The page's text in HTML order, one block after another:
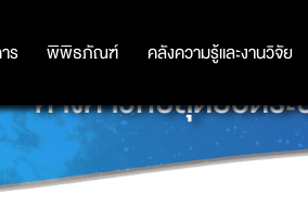
ร พิพิธภัณฑ์ คลังความรู้และงานวิจัย
ร พิพิธภัณฑ์ คลังความรู้และงานวิจัย
ค้างคาวกับสุดยอดร